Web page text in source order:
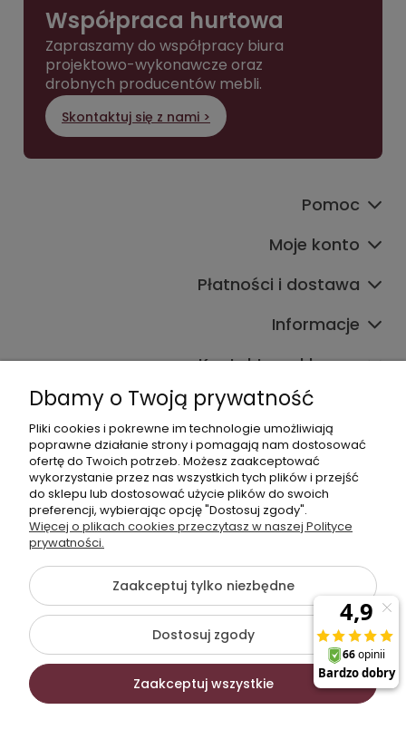
Współpraca hurtowa
Zapraszamy do współpracy biura
projektowo-wykonawcze oraz
drobnych producentów mebli.
Skontaktuj się z nami >
Pomoc
Moje konto
Płatności i dostawa
Informacje
Kontakt ze sklepem
Dane kontaktowe
603377506
sklep@komfort-biuro.pl
Nasz Facebook
©2026 Wszelkie Prawa Zastrzeżone | Komfort Biuro - meble
biurowe
Szablon Flex byEcommercy
Dbamy o Twoją prywatność
Pliki cookies i pokrewne im technologie umożliwiają
poprawne działanie strony i pomagają nam dostosować
ofertę do Twoich potrzeb. Możesz zaakceptować
wykorzystanie przez nas wszystkich tych plików i przejść
do sklepu lub dostosować użycie plików do swoich
preferencji, wybierając opcję "Dostosuj zgody".
Więcej o plikach cookies przeczytasz w naszej Polityce
prywatności.
Zaakceptuj tylko niezbędne
Dostosuj zgody
Zaakceptuj wszystkie